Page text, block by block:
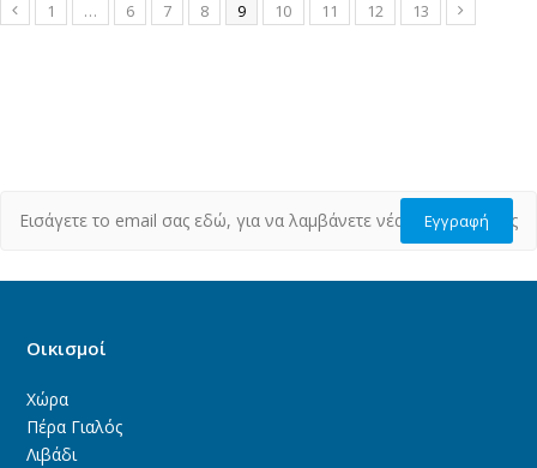
1 … 6 7 8 9 10 11 12 13
Εγγραφή
Οικισμοί
Χώρα
Πέρα Γιαλός
Λιβάδι